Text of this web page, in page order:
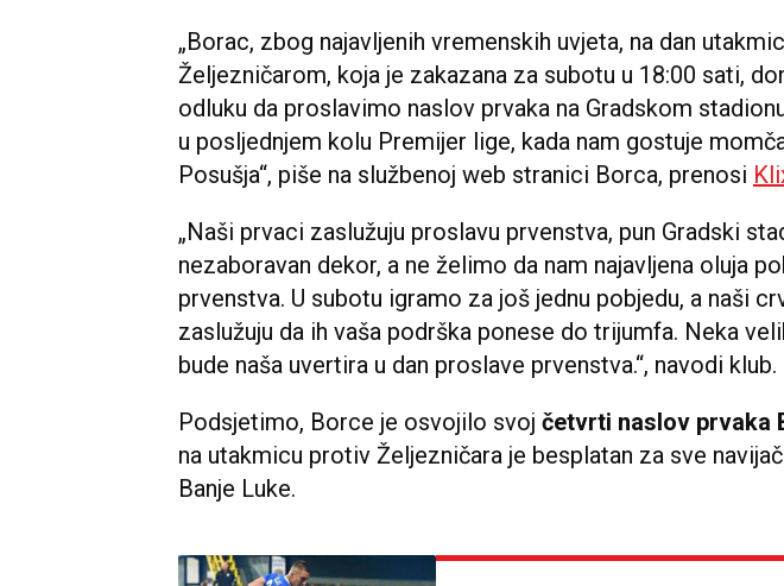
„Borac, zbog najavljenih vremenskih uvjeta, na dan
Željezničarom, koja je zakazana za subotu u 18:00 sati,
odluku da proslavimo naslov prvaka na Gradskom
u posljednjem kolu Premijer lige, kada nam gostuje
Posušja“, piše na službenoj web stranici Borca, prenosi
„Naši prvaci zaslužuju proslavu prvenstva, pun Gradski
nezaboravan dekor, a ne želimo da nam najavljena oluja
prvenstva. U subotu igramo za još jednu pobjedu, a naši
zaslužuju da ih vaša podrška ponese do trijumfa. Neka
bude naša uvertira u dan proslave prvenstva.“, navodi klub.
Podsjetimo, Borce je osvojilo svoj četvrti naslov prvaka
na utakmicu protiv Željezničara je besplatan za sve
Banje Luke.